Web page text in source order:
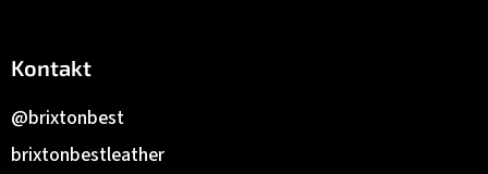
Kontakt
brixtonbestleather
@brixtonbest